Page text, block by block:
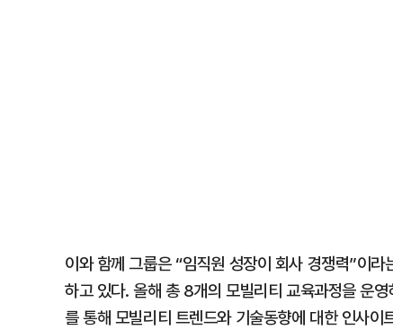
이와 함께 그룹은 “임직원 성장이 회사 경쟁력”이
하고 있다. 올해 총 8개의 모빌리티 교육과정을 운
를 통해 모빌리티 트렌드와 기술동향에 대한 인사이